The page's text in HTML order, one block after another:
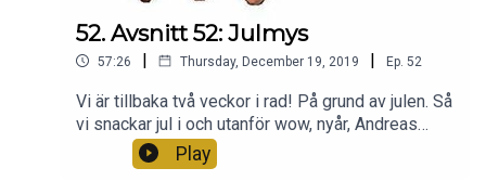
52. Avsnitt 52: Julmys
57:26 | Thursday, December 19, 2019 | Ep. 52
Vi är tillbaka två veckor i rad! På grund av julen. Så
vi snackar jul i och utanför wow, nyår, Andreas
sjunger och mycket annat MYSIGT. Det här är
mysigt. Kom med. Tack för att ni lyssnar <3
Play